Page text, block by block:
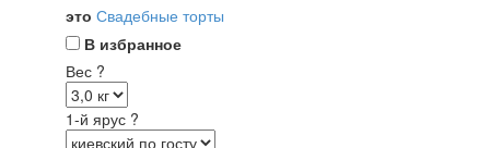
это Свадебные торты
В избранное
Вес ?
1-й ярус ?